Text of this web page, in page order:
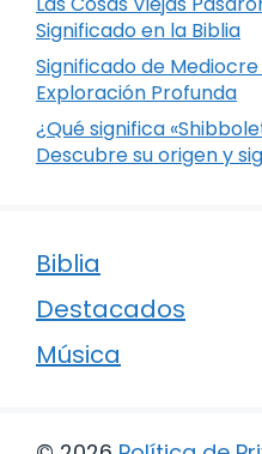
Significado en la Biblia
Significado de Mediocre
Exploración Profunda
¿Qué significa
Descubre su origen y
Biblia
Destacados
Música